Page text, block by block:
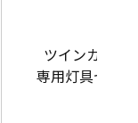
ツインカラー
専用灯具セット